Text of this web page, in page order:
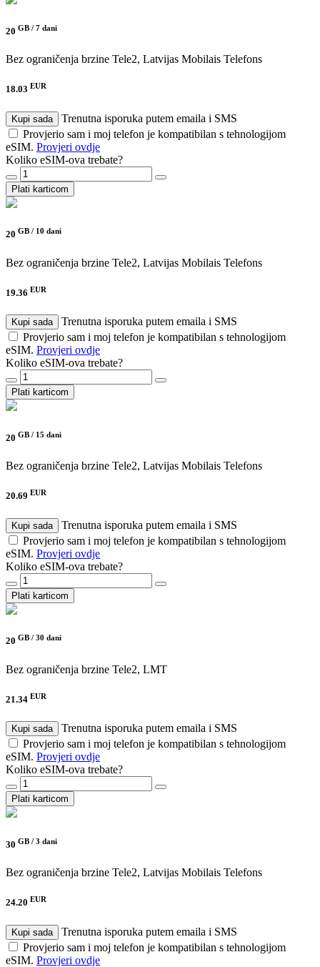
20 GB / 7 dani
Bez ograničenja brzine Tele2, Latvijas Mobilais Telefons
18.03 EUR
Kupi sada
Trenutna isporuka putem emaila i SMS
Provjerio sam i moj telefon je kompatibilan s tehnologijom
eSIM. Provjeri ovdje
Koliko eSIM-ova trebate?
Plati karticom
20 GB / 10 dani
Bez ograničenja brzine Tele2, Latvijas Mobilais Telefons
19.36 EUR
Kupi sada
Trenutna isporuka putem emaila i SMS
Provjerio sam i moj telefon je kompatibilan s tehnologijom
eSIM. Provjeri ovdje
Koliko eSIM-ova trebate?
Plati karticom
20 GB / 15 dani
Bez ograničenja brzine Tele2, Latvijas Mobilais Telefons
20.69 EUR
Kupi sada
Trenutna isporuka putem emaila i SMS
Provjerio sam i moj telefon je kompatibilan s tehnologijom
eSIM. Provjeri ovdje
Koliko eSIM-ova trebate?
Plati karticom
20 GB / 30 dani
Bez ograničenja brzine Tele2, LMT
21.34 EUR
Kupi sada
Trenutna isporuka putem emaila i SMS
Provjerio sam i moj telefon je kompatibilan s tehnologijom
eSIM. Provjeri ovdje
Koliko eSIM-ova trebate?
Plati karticom
30 GB / 3 dani
Bez ograničenja brzine Tele2, Latvijas Mobilais Telefons
24.20 EUR
Kupi sada
Trenutna isporuka putem emaila i SMS
Provjerio sam i moj telefon je kompatibilan s tehnologijom
eSIM. Provjeri ovdje